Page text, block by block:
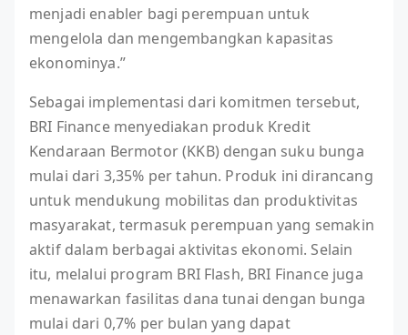
menjadi enabler bagi perempuan untuk
mengelola dan mengembangkan kapasitas
ekonominya.”
Sebagai implementasi dari komitmen tersebut,
BRI Finance menyediakan produk Kredit
Kendaraan Bermotor (KKB) dengan suku bunga
mulai dari 3,35% per tahun. Produk ini dirancang
untuk mendukung mobilitas dan produktivitas
masyarakat, termasuk perempuan yang semakin
aktif dalam berbagai aktivitas ekonomi. Selain
itu, melalui program BRI Flash, BRI Finance juga
menawarkan fasilitas dana tunai dengan bunga
mulai dari 0,7% per bulan yang dapat